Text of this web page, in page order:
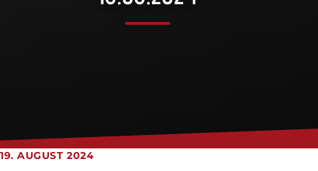
Login
19. AUGUST 2024